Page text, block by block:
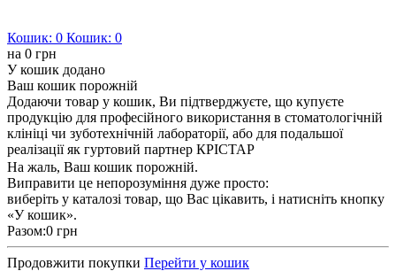
Кошик: 0 Кошик: 0
на 0 грн
У кошик додано
Ваш кошик порожній
Додаючи товар у кошик, Ви підтверджуєте, що купуєте
продукцію для професійного використання в стоматологічній
клініці чи зуботехнічній лабораторії, або для подальшої
реалізації як гуртовий партнер КРІСТАР
На жаль, Ваш кошик порожній.
Виправити це непорозуміння дуже просто:
виберіть у каталозі товар, що Вас цікавить, і натисніть кнопку
«У кошик».
Разом:0 грн
Продовжити покупки Перейти у кошик